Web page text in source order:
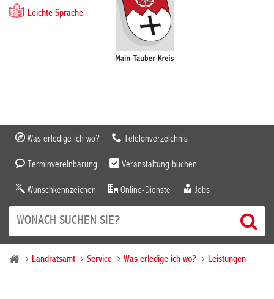
Leichte Sprache
Was erledige ich wo? Telefonverzeichnis
Terminvereinbarung Veranstaltung buchen
Wunschkennzeichen Online-Dienste Jobs
Landratsamt Service Was erledige ich wo? Leistungen